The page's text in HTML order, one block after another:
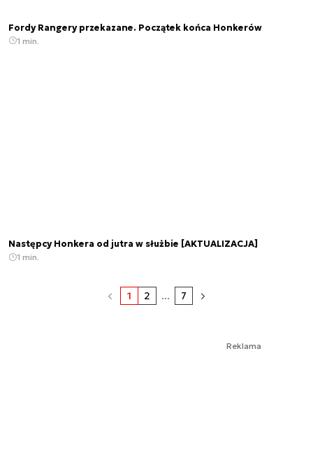
Fordy Rangery przekazane. Początek końca Honkerów
1 min.
Następcy Honkera od jutra w służbie [AKTUALIZACJA]
1 min.
1 2 ... 7
Reklama